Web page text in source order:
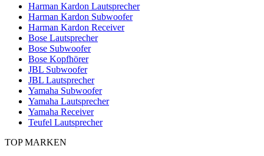
Harman Kardon Lautsprecher
Harman Kardon Subwoofer
Harman Kardon Receiver
Bose Lautsprecher
Bose Subwoofer
Bose Kopfhörer
JBL Subwoofer
JBL Lautsprecher
Yamaha Subwoofer
Yamaha Lautsprecher
Yamaha Receiver
Teufel Lautsprecher
TOP MARKEN